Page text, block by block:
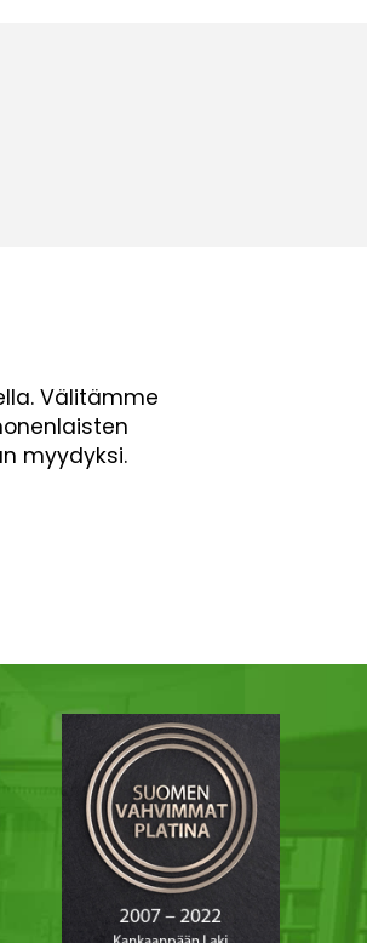
Välitämme
myydyksi.